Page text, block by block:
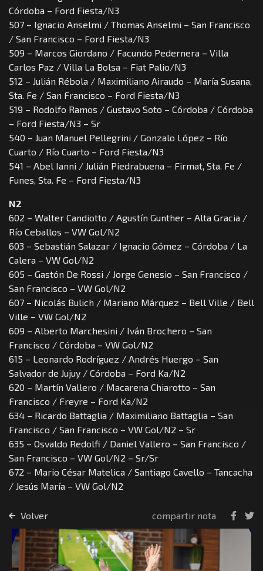
Córdoba – Ford Fiesta/N3
507 – Ignacio Anselmi / Thomas Anselmi – San Francisco
/ San Francisco – Ford Fiesta/N3
509 – Marcos Giordano / Facundo Pedernera – Villa
Carlos Paz / Villa La Bolsa – Fiat Palio/N3
512 – Julián Rébola / Maximiliano Airaudo – María Susana,
Sta. Fe / San Francisco – Ford Fiesta/N3
519 – Rodolfo Ramos / Gustavo Soto – Córdoba / Córdoba
– Ford Fiesta/N3 – Sr
540 – Juan Manuel Pellegrini / Gonzalo López – Río
Cuarto / Río Cuarto – Ford Fiesta/N3
541 – Abel Ianni / Julián Piedrabuena – Firmat, Sta. Fe /
Funes, Sta. Fe – Ford Fiesta/N3
N2
602 – Walter Candiotto / Agustín Gunther – Alta Gracia /
Río Ceballos – VW Gol/N2
603 – Sebastián Salazar / Ignacio Gómez – Córdoba / La
Calera – VW Gol/N2
605 – Gastón De Rossi / Jorge Genesio – San Francisco /
San Francisco – VW Gol/N2
607 – Nicolás Bulich / Mariano Márquez – Bell Ville / Bell
Ville – VW Gol/N2
609 – Alberto Marchesini / Iván Brochero – San
Francisco / Córdoba – VW Gol/N2
615 – Leonardo Rodríguez / Andrés Huergo – San
Salvador de Jujuy / Córdoba – Ford Ka/N2
620 – Martín Vallero / Macarena Chiarotto – San
Francisco / Freyre – Ford Ka/N2
634 – Ricardo Battaglia / Maximiliano Battaglia – San
Francisco / San Francisco – VW Gol/N2 – Sr
635 – Osvaldo Redolfi / Daniel Vallero – San Francisco /
San Francisco – VW Gol/N2 – Sr/Sr
672 – Mario César Matelica / Santiago Cavello – Tancacha
/ Jesús María – VW Gol/N2
Volver compartir nota